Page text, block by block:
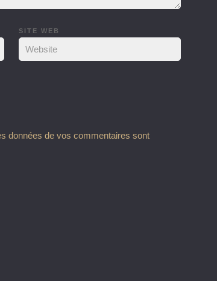
SITE WEB
données de vos commentaires sont